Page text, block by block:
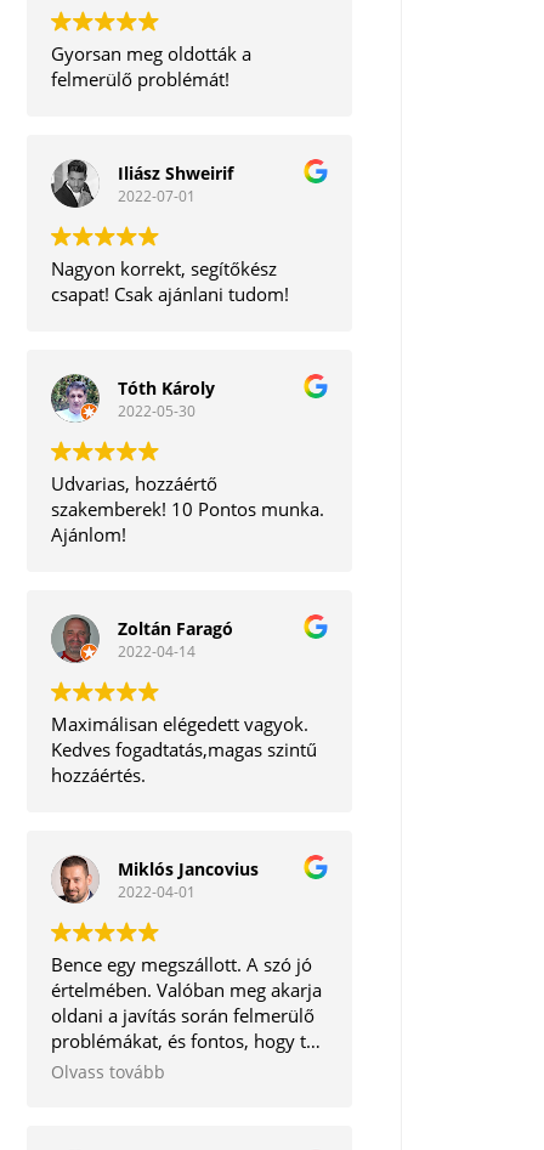
Gyorsan meg oldották a
felmerülő problémát!
Iliász Shweirif
2022-07-01
Nagyon korrekt, segítőkész
csapat! Csak ajánlani tudom!
Tóth Károly
2022-05-30
Udvarias, hozzáértő
szakemberek! 10 Pontos munka.
Ajánlom!
Zoltán Faragó
2022-04-14
Maximálisan elégedett vagyok.
Kedves fogadtatás,magas szintű
hozzáértés.
Miklós Jancovius
2022-04-01
Bence egy megszállott. A szó jó
értelmében. Valóban meg akarja
oldani a javítás során felmerülő
problémákat, és fontos, hogy te,
mint ügyfél ne távozz tőle
Olvass tovább